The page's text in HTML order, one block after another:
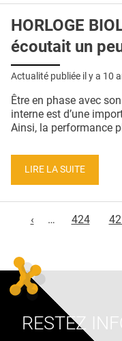
HORLOGE
écoutait un
Actualité publiée il y a 10
Être en phase avec
interne est d’une
Ainsi, la performance
LIRE LA SUITE
‹
… 424
RESTEZ